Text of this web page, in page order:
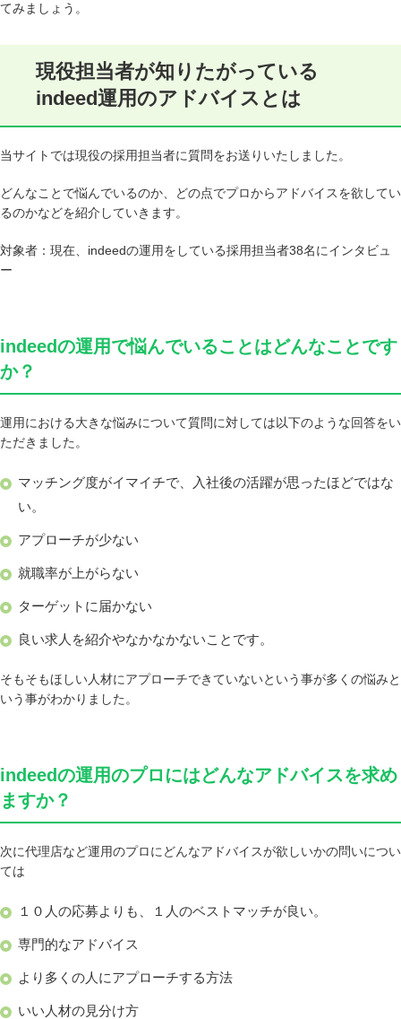
てみましょう。
現役担当者が知りたがっている
indeed運用のアドバイスとは
当サイトでは現役の採用担当者に質問をお送りいたしました。
どんなことで悩んでいるのか、どの点でプロからアドバイスを欲してい
るのかなどを紹介していきます。
対象者：現在、indeedの運用をしている採用担当者38名にインタビュ
ー
indeedの運用で悩んでいることはどんなことです
か？
運用における大きな悩みについて質問に対しては以下のような回答をい
ただきました。
マッチング度がイマイチで、入社後の活躍が思ったほどではな
い。
アプローチが少ない
就職率が上がらない
ターゲットに届かない
良い求人を紹介やなかなかないことです。
そもそもほしい人材にアプローチできていないという事が多くの悩みと
いう事がわかりました。
indeedの運用のプロにはどんなアドバイスを求め
ますか？
次に代理店など運用のプロにどんなアドバイスが欲しいかの問いについ
ては
１０人の応募よりも、１人のベストマッチが良い。
専門的なアドバイス
より多くの人にアプローチする方法
いい人材の見分け方